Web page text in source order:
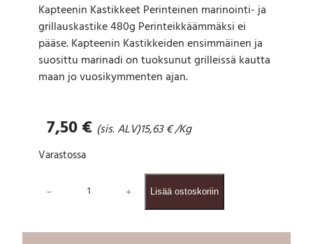
Kapteenin Kastikkeet Perinteinen marinointi- ja
grillauskastike 480g Perinteikkäämmäksi ei
pääse. Kapteenin Kastikkeiden ensimmäinen ja
suosittu marinadi on tuoksunut grilleissä kautta
maan jo vuosikymmenten ajan.
7,50€ (sis. ALV)15,63€/Kg
Varastossa
− + Lisää ostoskoriin